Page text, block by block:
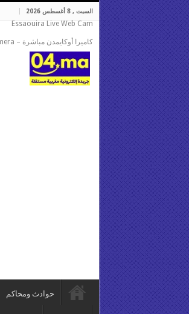
السبت , 8 أغسطس 2026
Essaouira Live Web Cam
كاميرا أوكايمدن مباشرة – Oukaimeden Live Camera
حوادث ومحاكم